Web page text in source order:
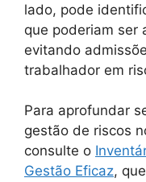
lado, pode
que poderiam ser
evitando
trabalhador em
Para aprofundar
gestão de riscos
consulte o
Gestão Eficaz,